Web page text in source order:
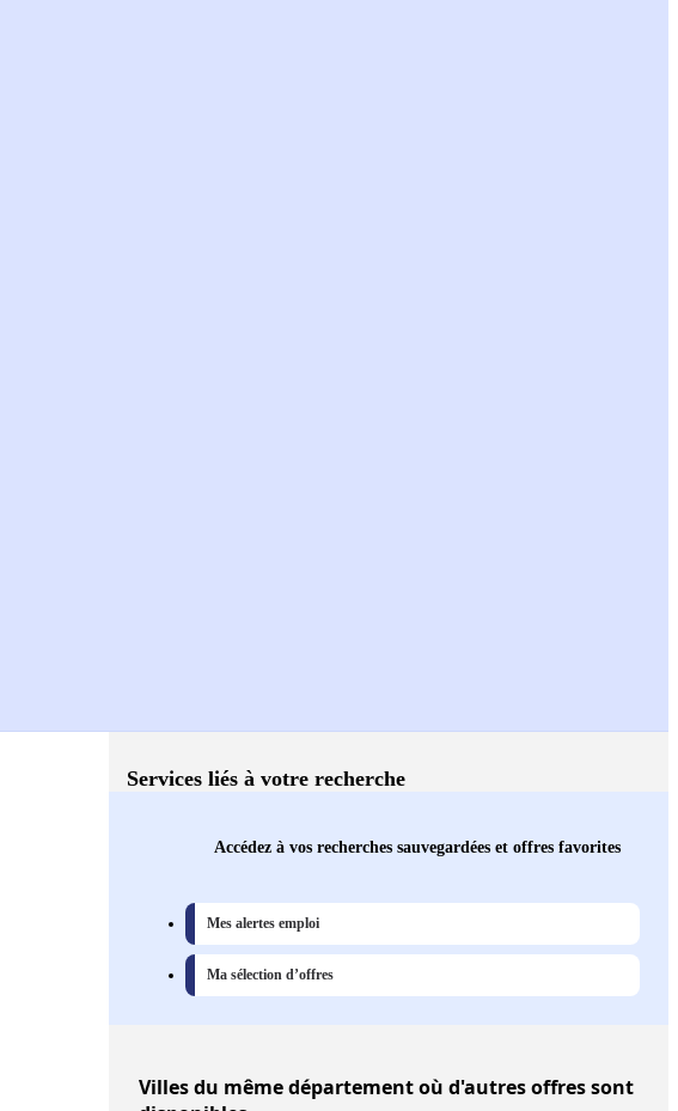
Services liés à votre recherche
Accédez à vos recherches sauvegardées et offres favorites
Mes alertes emploi
Ma sélection d’offres
Villesdu même département où d'autres offres sont